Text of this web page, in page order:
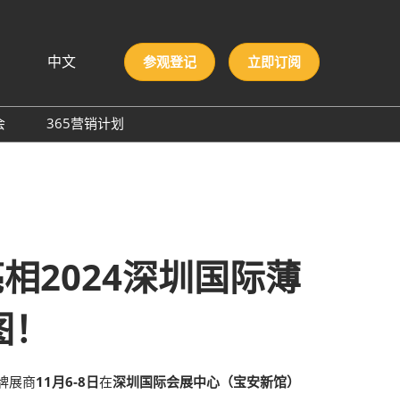
中文
参观登记 立即订阅
新材料新工艺及色彩展
365营销计划
2024深圳国际薄
展商11月6-8日在深圳国际会展中心（宝安新馆）